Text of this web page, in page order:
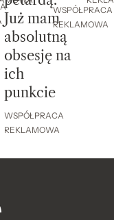
Już mam
absolutną
obsesję na
ich
punkcie
WSPÓŁPRACA
REKLAMOWA
WSPÓŁPRACA
REKLAMOWA